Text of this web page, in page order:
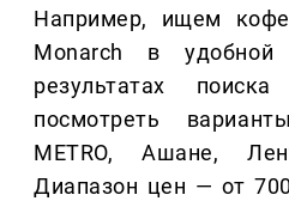
Например, ищем
Monarch в
результатах
посмотреть
METRO, Ашане,
Диапазон цен — от